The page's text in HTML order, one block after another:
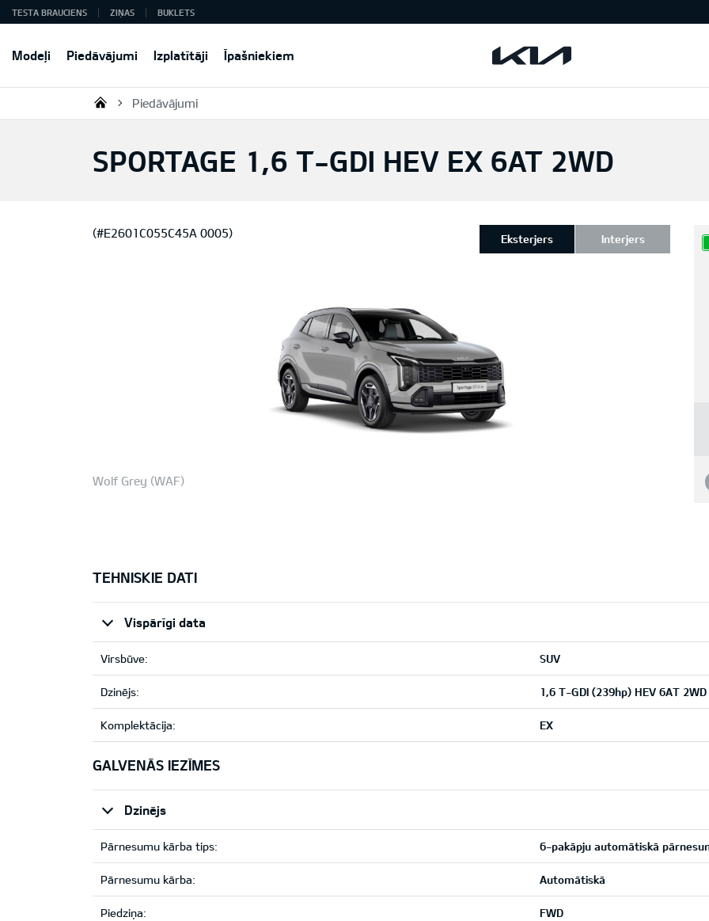
Modeļi Piedāvājumi Izplatītāji Īpašniekiem
TESTA BRAUCIENS ZIŅAS BUKLETS
KIA AUTO AS
Piedāvājumi
SPORTAGE 1,6 T-GDI HEV EX 6AT 2WD
Eksterjers Interjers
(#E2601C055C45A 0005)
Wolf Grey (WAF)
TEHNISKIE DATI
Vispārīgi data
Virsbūve: SUV
Dzinējs: 1,6 T-GDI (239hp) HEV 6AT 2WD
Komplektācija: EX
GALVENĀS IEZĪMES
Dzinējs
Pārnesumu kārba tips: 6-pakāpju automātiskā
Pārnesumu kārba: Automātiskā
Piedziņa: FWD